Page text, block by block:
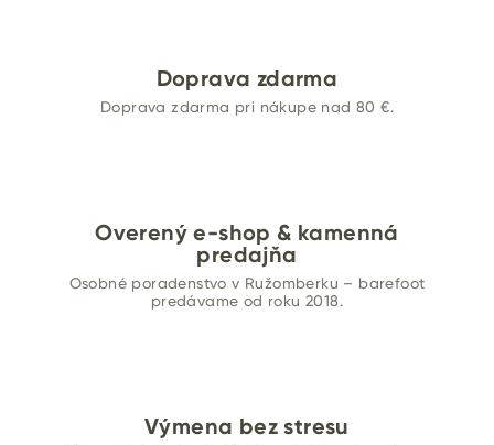
Doprava zdarma
Doprava zdarma pri nákupe nad 80 €.
Overený e-shop & kamenná
predajňa
Osobné poradenstvo v Ružomberku – barefoot
predávame od roku 2018.
Výmena bez stresu